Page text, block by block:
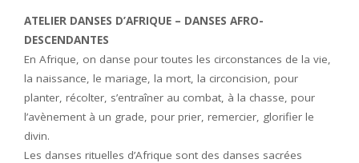
ATELIER DANSES D’AFRIQUE – DANSES AFRO-
DESCENDANTES
En Afrique, on danse pour toutes les circonstances de la vie,
la naissance, le mariage, la mort, la circoncision, pour
planter, récolter, s’entraîner au combat, à la chasse, pour
l’avènement à un grade, pour prier, remercier, glorifier le
divin.
Les danses rituelles d’Afrique sont des danses sacrées